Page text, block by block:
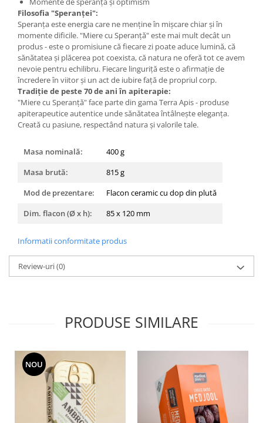
Filosofia "Speranței":
Speranța este energia care ne menține în mișcare chiar și în
momente dificile. "Miere cu Speranță" este mai mult decât un
produs - este o promisiune că fiecare zi poate aduce lumină, că
sănătatea și plăcerea pot coexista, că natura ne oferă tot ce avem
nevoie pentru echilibru. Fiecare linguriță este o afirmație de
încredere în viitor și un act de iubire față de propriul corp.
Tradiție de peste 70 de ani în apiterapie:
"Miere cu Speranță" face parte din gama Terra Apis - produse
apiterapeutice autentice unde sănătatea întâlnește eleganța.
Creată cu pasiune, respectând natura și valorile tale.
Masa nominală:
400 g
Masa brută:
815 g
Mod de prezentare:
Flacon ceramic cu dop din plută
Dim. flacon (Ø x h):
85 x 120 mm
Informatii conformitate produs
Review-uri(0)
PRODUSE SIMILARE
NOU